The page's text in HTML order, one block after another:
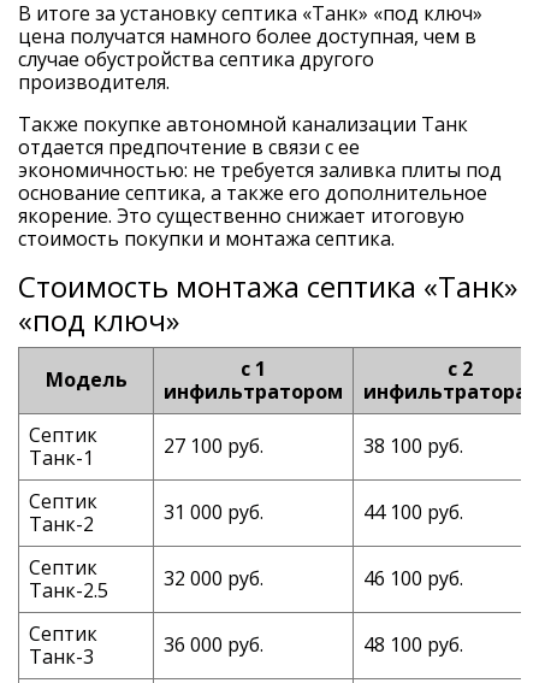
В итоге за установкусептика «Танк» «под ключ»
цена получатся намного более доступная, чем в
случае обустройства септика другого
производителя.
Также покупке автономной канализации Танк
отдается предпочтение в связи с ее
экономичностью: не требуется заливка плиты под
основание септика, а также его дополнительное
якорение. Это существенно снижает итоговую
стоимость покупки и монтажа септика.
Стоимость монтажа септика «Танк»
«под ключ»
Модель
с 1
инфильтратором
с 2
Септик
Танк-1
27 100 руб. 38 100 руб.
Септик
Танк-2
31 000 руб. 44 100 руб.
Септик
Танк-2.5
32 000 руб. 46 100 руб.
Септик
Танк-3
36 000 руб. 48 100 руб.